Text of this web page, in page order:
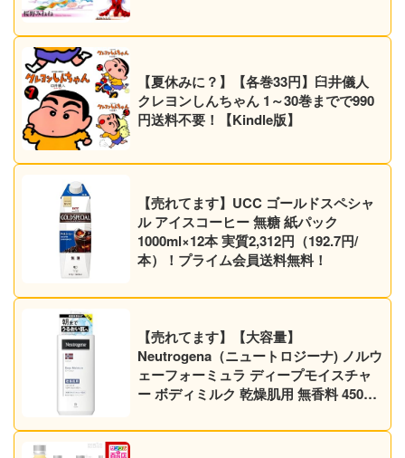
【夏休みに？】【各巻33円】臼井儀人
クレヨンしんちゃん 1～30巻までで990
円送料不要！【Kindle版】
【売れてます】UCC ゴールドスペシャ
ル アイスコーヒー 無糖 紙パック
1000ml×12本 実質2,312円（192.7円/
本）！プライム会員送料無料！
【売れてます】【大容量】
Neutrogena（ニュートロジーナ) ノルウ
ェーフォーミュラ ディープモイスチャ
ー ボディミルク 乾燥肌用 無香料 450ml
料無料！